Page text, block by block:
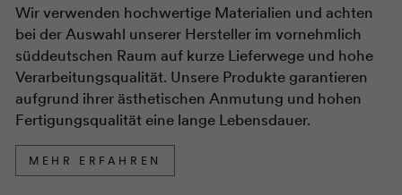
Wir verwenden hochwertige Materialien und achten
bei der Auswahl unserer Hersteller im vornehmlich
süddeutschen Raum auf kurze Lieferwege und hohe
Verarbeitungsqualität. Unsere Produkte garantieren
aufgrund ihrer ästhetischen Anmutung und hohen
Fertigungsqualität eine lange Lebensdauer.
MEHR ERFAHREN